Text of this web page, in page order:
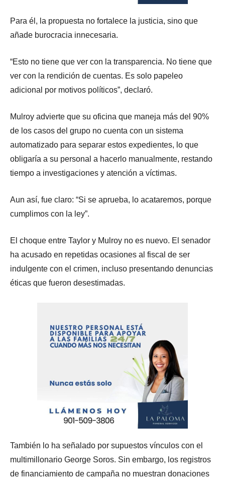
Para él, la propuesta no fortalece la justicia, sino que
añade burocracia innecesaria.
“Esto no tiene que ver con la transparencia. No tiene que
ver con la rendición de cuentas. Es solo papeleo
adicional por motivos políticos”, declaró.
Mulroy advierte que su oficina que maneja más del 90%
de los casos del grupo no cuenta con un sistema
automatizado para separar estos expedientes, lo que
obligaría a su personal a hacerlo manualmente, restando
tiempo a investigaciones y atención a víctimas.
Aun así, fue claro: “Si se aprueba, lo acataremos, porque
cumplimos con la ley”.
El choque entre Taylor y Mulroy no es nuevo. El senador
ha acusado en repetidas ocasiones al fiscal de ser
indulgente con el crimen, incluso presentando denuncias
éticas que fueron desestimadas.
También lo ha señalado por supuestos vínculos con el
multimillonario George Soros. Sin embargo, los registros
de financiamiento de campaña no muestran donaciones